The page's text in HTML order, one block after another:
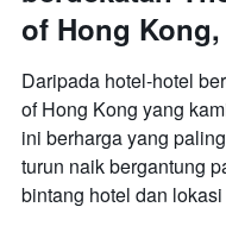
of Hong
Daripada hotel-hotel
of Hong Kong yang
ini berharga yang
turun naik bergantung
bintang hotel dan